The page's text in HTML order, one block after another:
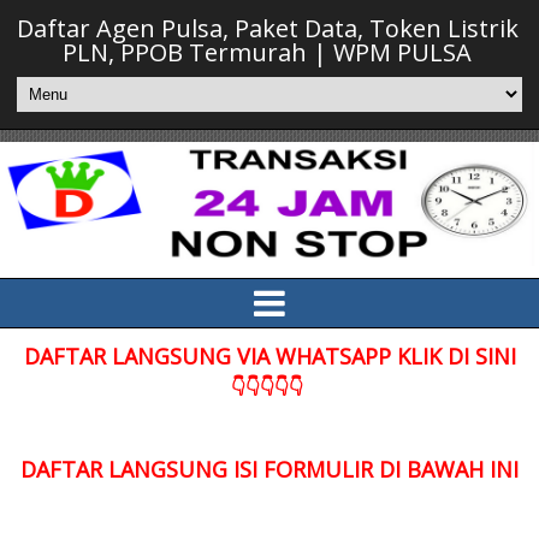
Daftar Agen Pulsa, Paket Data, Token Listrik
PLN, PPOB Termurah | WPM PULSA
DAFTAR LANGSUNG VIA WHATSAPP KLIK DI SINI
👇👇👇👇👇
DAFTAR LANGSUNG ISI FORMULIR DI BAWAH INI